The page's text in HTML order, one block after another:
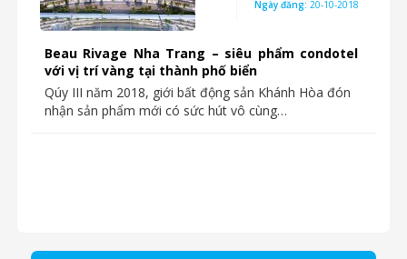
Beau Rivage Nha Trang – siêu phẩm condotel
với vị trí vàng tại thành phố biển
Qúy III năm 2018, giới bất động sản Khánh Hòa đón
nhận sản phẩm mới có sức hút vô cùng…
Ngày đăng: 20-10-2018